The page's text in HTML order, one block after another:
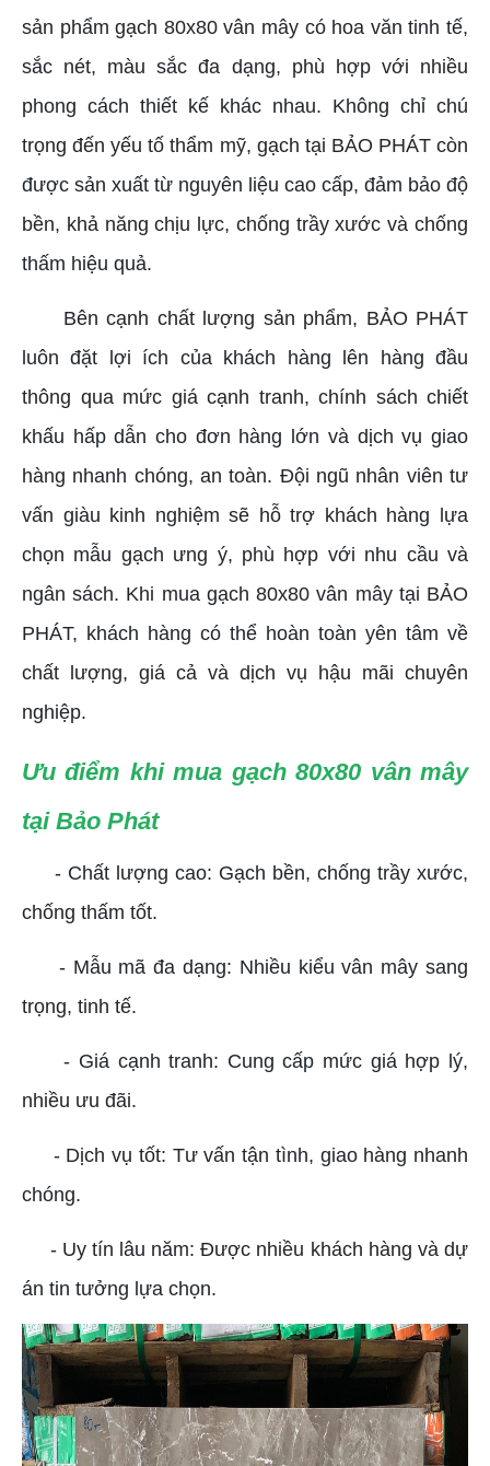
sản phẩm gạch 80x80 vân mây có hoa văn tinh tế,
sắc nét, màu sắc đa dạng, phù hợp với nhiều
phong cách thiết kế khác nhau. Không chỉ chú
trọng đến yếu tố thẩm mỹ, gạch tại BẢO PHÁT còn
được sản xuất từ nguyên liệu cao cấp, đảm bảo độ
bền, khả năng chịu lực, chống trầy xước và chống
thấm hiệu quả.
Bên cạnh chất lượng sản phẩm, BẢO PHÁT
luôn đặt lợi ích của khách hàng lên hàng đầu
thông qua mức giá cạnh tranh, chính sách chiết
khấu hấp dẫn cho đơn hàng lớn và dịch vụ giao
hàng nhanh chóng, an toàn. Đội ngũ nhân viên tư
vấn giàu kinh nghiệm sẽ hỗ trợ khách hàng lựa
chọn mẫu gạch ưng ý, phù hợp với nhu cầu và
ngân sách. Khi mua gạch 80x80 vân mây tại BẢO
PHÁT, khách hàng có thể hoàn toàn yên tâm về
chất lượng, giá cả và dịch vụ hậu mãi chuyên
nghiệp.
Ưu điểm khi mua gạch 80x80 vân mây
tại Bảo Phát
- Chất lượng cao: Gạch bền, chống trầy xước,
chống thấm tốt.
- Mẫu mã đa dạng: Nhiều kiểu vân mây sang
trọng, tinh tế.
- Giá cạnh tranh: Cung cấp mức giá hợp lý,
nhiều ưu đãi.
- Dịch vụ tốt: Tư vấn tận tình, giao hàng nhanh
chóng.
- Uy tín lâu năm: Được nhiều khách hàng và dự
án tin tưởng lựa chọn.